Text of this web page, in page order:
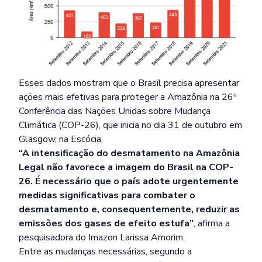
Esses dados mostram que o Brasil precisa apresentar
ações mais efetivas para proteger a Amazônia na 26ª
Conferência das Nações Unidas sobre Mudança
Climática (COP-26), que inicia no dia 31 de outubro em
Glasgow, na Escócia.
“A intensificação do desmatamento na Amazônia
Legal não favorece a imagem do Brasil na COP-
26. É necessário que o país adote urgentemente
medidas significativas para combater o
desmatamento e, consequentemente, reduzir as
emissões dos gases de efeito estufa”, afirma a
pesquisadora do Imazon Larissa Amorim.
Entre as mudanças necessárias, segundo a